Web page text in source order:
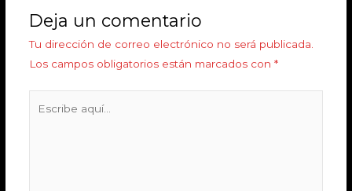
Deja un comentario
Tu dirección de correo electrónico no será publicada.
Los campos obligatorios están marcados con *